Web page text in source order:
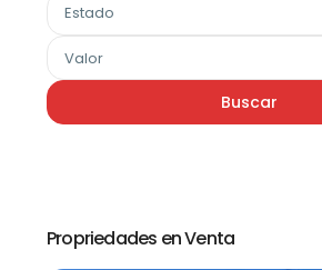
Estado
Valor
Buscar
Propriedades en Venta